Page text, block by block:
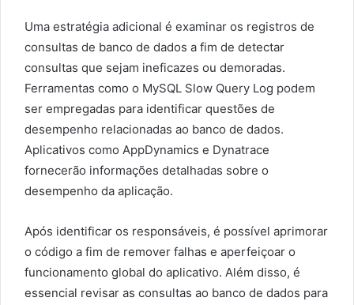
Uma estratégia adicional é examinar os registros de
consultas de banco de dados a fim de detectar
consultas que sejam ineficazes ou demoradas.
Ferramentas como o MySQL Slow Query Log podem
ser empregadas para identificar questões de
desempenho relacionadas ao banco de dados.
Aplicativos como AppDynamics e Dynatrace
fornecerão informações detalhadas sobre o
desempenho da aplicação.
Após identificar os responsáveis, é possível aprimorar
o código a fim de remover falhas e aperfeiçoar o
funcionamento global do aplicativo. Além disso, é
essencial revisar as consultas ao banco de dados para